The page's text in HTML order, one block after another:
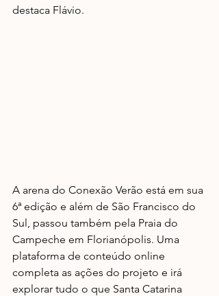
destaca Flávio.
A arena do Conexão Verão está em sua
6ª edição e além de São Francisco do
Sul, passou também pela Praia do
Campeche em Florianópolis. Uma
plataforma de conteúdo online
completa as ações do projeto e irá
explorar tudo o que Santa Catarina